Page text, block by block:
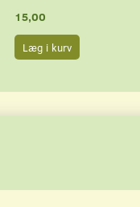
15,00
Læg i kurv